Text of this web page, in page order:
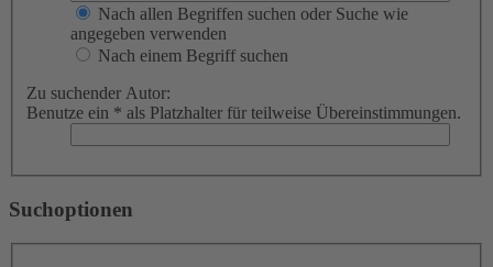
Nach allen Begriffen suchen oder Suche wie
angegeben verwenden
Nach einem Begriff suchen
Zu suchender Autor:
Benutze ein * als Platzhalter für teilweise Übereinstimmungen.
Suchoptionen